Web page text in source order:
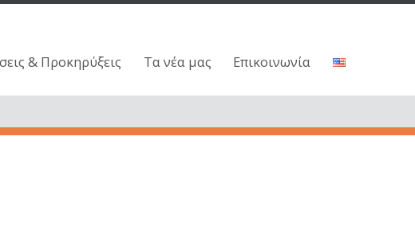
& Προκηρύξεις Τα νέα μας Επικοινωνία